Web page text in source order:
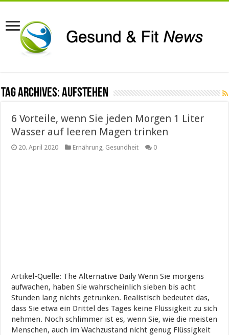
Tag Archives:Aufstehen
6 Vorteile, wenn Sie jeden Morgen 1 Liter
Wasser auf leeren Magen trinken
20. April 2020 Ernährung Gesundheit 0
Artikel-Quelle: The Alternative Daily Wenn Sie morgens
aufwachen, haben Sie wahrscheinlich sieben bis acht
Stunden lang nichts getrunken. Realistisch bedeutet das,
dass Sie etwa ein Drittel des Tages keine Flüssigkeit zu sich
nehmen. Noch schlimmer ist es, wenn Sie, wie die meisten
Menschen, auch im Wachzustand nicht genug Flüssigkeit